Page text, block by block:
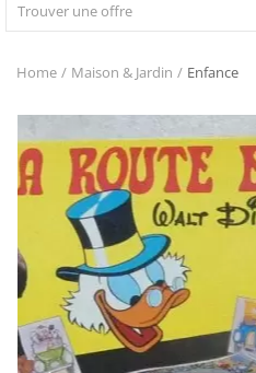
Home
IMMOBILIER
MAISON & JARDIN
SPORT & LOISIRS
VÉHICULE
SERVICE
Home Maison & Jardin Enfance